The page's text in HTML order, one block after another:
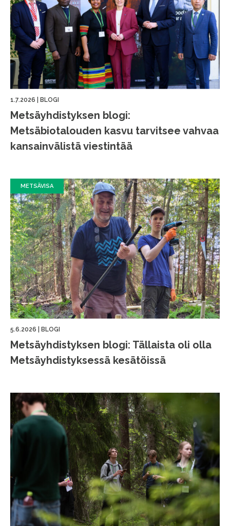
1.7.2026 BLOGI
Metsäyhdistyksen blogi:
Metsäbiotalouden kasvu tarvitsee vahvaa
kansainvälistä viestintää
METSÄVISA
5.6.2026 BLOGI
Metsäyhdistyksen blogi: Tällaista oli olla
Metsäyhdistyksessä kesätöissä